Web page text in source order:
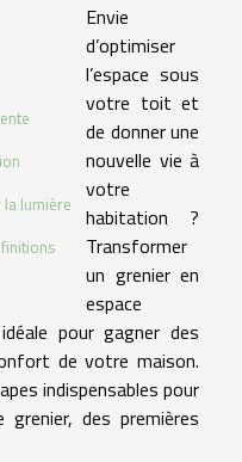
lumière
Envie
d’optimiser
l’espace sous
votre toit et
de donner une
nouvelle vie à
votre
habitation ?
Transformer
un grenier en
espace
pour gagner des
de votre maison.
indispensables pour
grenier, des premières